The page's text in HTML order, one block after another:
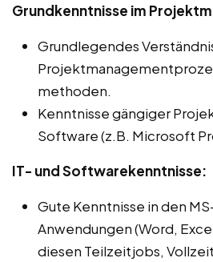
Grundkenntnisse im
Grundlegendes
methoden.
Kenntnisse gängiger
Software (z.B. Microsoft
IT- und Softwarekenntnisse:
Gute Kenntnisse in den
Anwendungen (Word,
diesen Teilzeitjobs,